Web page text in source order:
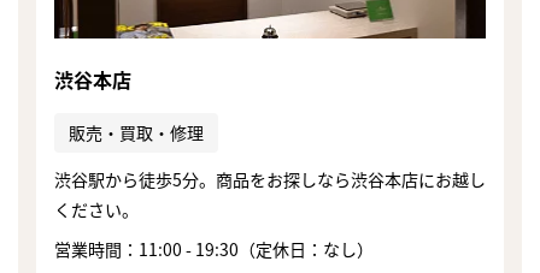
渋谷本店
販売・買取・修理
渋谷駅から徒歩5分。商品をお探しなら渋谷本店にお越し
ください。
営業時間：11:00 - 19:30（定休日：なし）